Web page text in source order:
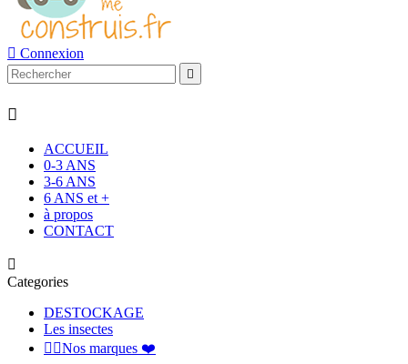
 Connexion


ACCUEIL
0-3 ANS
3-6 ANS
6 ANS et +
à propos
CONTACT

Categories
DESTOCKAGE
Les insectes
 Nos marques ❤️